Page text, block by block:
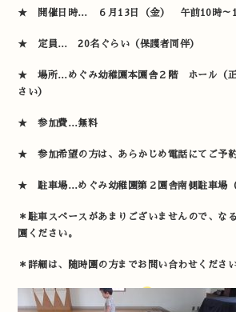
★ 開催日時… ６月13日（金） 午前10時～
★ 定員… 20名ぐらい（保護者同伴）
★ 場所…めぐみ幼稚園本園舎２階 ホール（正
さい）
★ 参加費…無料
★ 参加希望の方は、あらかじめ電話にてご予約
★ 駐車場…めぐみ幼稚園第２園舎南側駐車場（
＊駐車スペースがあまりございませんので、な
園ください。
＊詳細は、随時園の方までお問い合わせください